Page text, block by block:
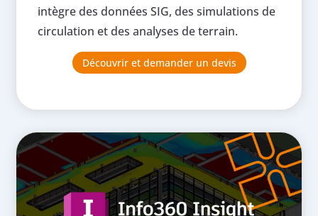
intègre des données SIG, des simulations de
circulation et des analyses de terrain.
Découvrir et demander un devis